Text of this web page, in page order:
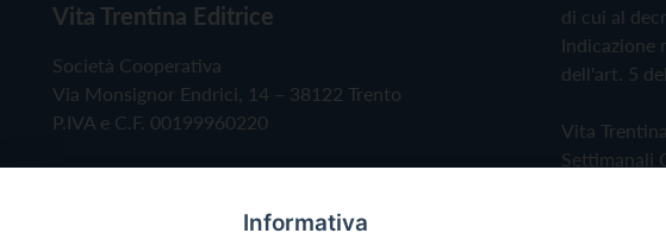
Vita Trentina Editrice
Società Cooperativa
Via Monsignor Endrici, 14 – 38122 Trento
P.IVA e C.F. 00199960220
di cui al
Indicazione
dell'art. 5
Vita
Settimanali
Informativa